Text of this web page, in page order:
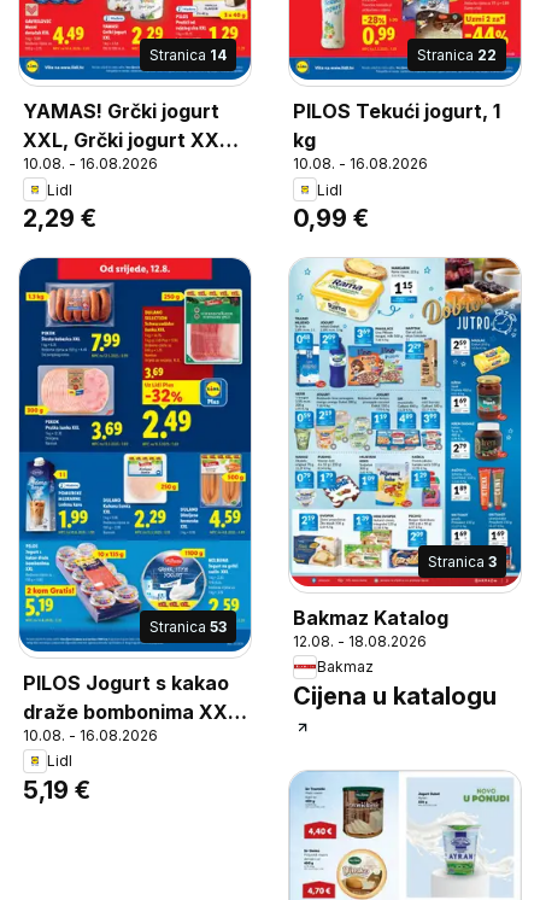
Stranica 14
YAMAS! Grčki jogurt
XXL, Grčki jogurt XXL
0% ili 10% m.m.
10.08. - 16.08.2026
Lidl
2,29 €
Stranica 22
PILOS Tekući jogurt, 1
kg
10.08. - 16.08.2026
Lidl
0,99 €
Stranica 53
PILOS Jogurt s kakao
draže bombonima XXL,
Jogurt s kakao draže
bombonima
10.08. - 16.08.2026
Lidl
5,19 €
Stranica 3
Bakmaz Katalog
12.08. - 18.08.2026
Bakmaz
Cijena u katalogu